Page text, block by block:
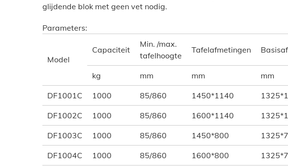
glijdende blok met geen vet nodig.
Parameters:
Model
Capaciteit
Min. /max.
tafelhoogte
Tafelafmetingen
kg mm mm mm
DF1001C 1000 85/860 1450*1140
DF1002C 1000 85/860 1600*1140
DF1003C 1000 85/860 1450*800
DF1004C 1000 85/860 1600*800